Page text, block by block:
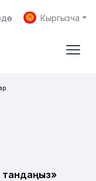
Кыргызча
тандаңыз»